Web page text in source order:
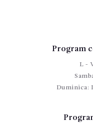
Program
L -
Duminica: